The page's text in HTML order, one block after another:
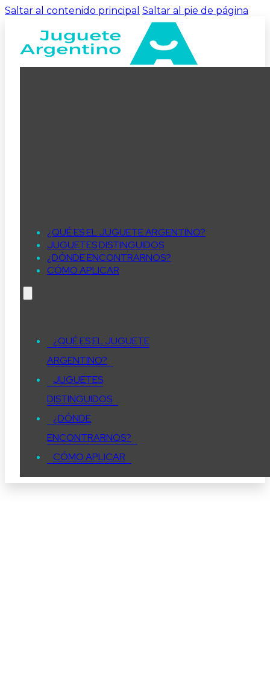
Saltar al contenido principal Saltar al pie de página
¿QUÉ ES EL JUGUETE ARGENTINO?
JUGUETES DISTINGUIDOS
¿DÓNDE ENCONTRARNOS?
CÓMO APLICAR
¿QUÉ ES EL JUGUETE
ARGENTINO?
JUGUETES
DISTINGUIDOS
¿DÓNDE
ENCONTRARNOS?
CÓMO APLICAR